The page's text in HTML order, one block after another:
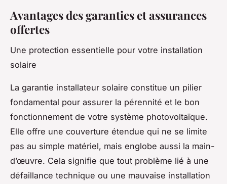
Avantages des garanties et assurances
offertes
Une protection essentielle pour votre installation
solaire
La garantie installateur solaire constitue un pilier
fondamental pour assurer la pérennité et le bon
fonctionnement de votre système photovoltaïque.
Elle offre une couverture étendue qui ne se limite
pas au simple matériel, mais englobe aussi la main-
d’œuvre. Cela signifie que tout problème lié à une
défaillance technique ou une mauvaise installation